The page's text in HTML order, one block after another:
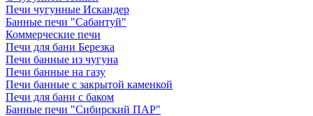
Печи чугунные Искандер
Банные печи "Сабантуй"
Коммерческие печи
Печи для бани Березка
Печи банные из чугуна
Печи банные на газу
Печи банные с закрытой каменкой
Печи для бани с баком
Банные печи "Сибирский ПАР"